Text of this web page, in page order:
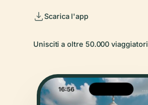
Scarica l'app
Unisciti a oltre 50.000 viaggiatori